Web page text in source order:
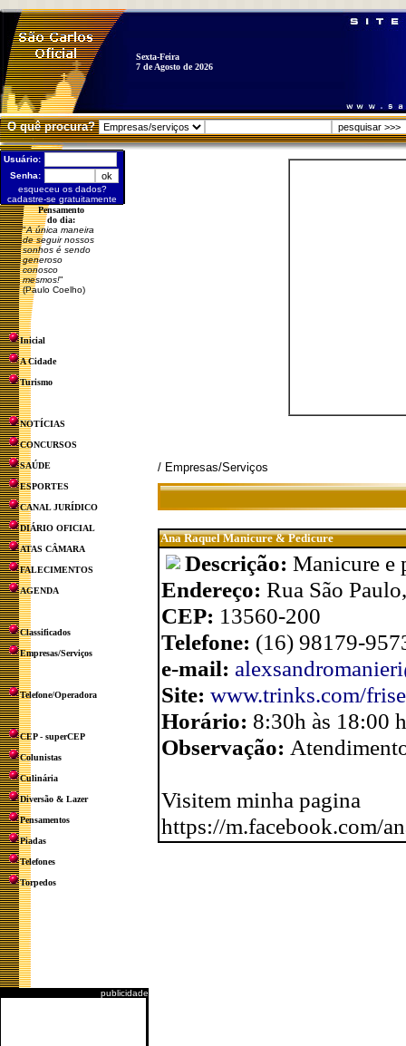
Sexta-Feira
7 de Agosto de 2026
O quê procura?
Usuário:
Senha:
esqueceu os dados?
cadastre-se gratuitamente
Pensamento
do dia:
"A única maneira
de seguir nossos
sonhos é sendo
generoso
conosco
mesmos!"
(Paulo Coelho)
Inicial
A Cidade
Turismo
NOTÍCIAS
CONCURSOS
SAÚDE
ESPORTES
CANAL JURÍDICO
DIÁRIO OFICIAL
ATAS CÂMARA
FALECIMENTOS
AGENDA
Classificados
Empresas/Serviços
Telefone/Operadora
CEP - superCEP
Colunistas
Culinária
Diversão & Lazer
Pensamentos
Piadas
Telefones
Torpedos
publicidade
/ Empresas/Serviços
Ana Raquel Manicure & Pedicure
Descrição: Manicure e
Endereço: Rua São
CEP: 13560-200
Telefone: (16) 98179-
e-mail:
Site: www.trinks.com/
Horário: 8:30h às 18:00
Observação:
Visitem minha pagina
https://m.facebook.com/